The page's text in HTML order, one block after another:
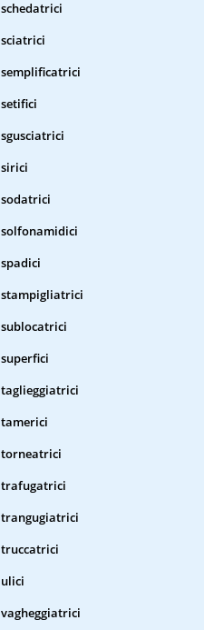
schedatrici
sciatrici
semplificatrici
setifici
sgusciatrici
sirici
sodatrici
solfonamidici
spadici
stampigliatrici
sublocatrici
superfici
taglieggiatrici
tamerici
torneatrici
trafugatrici
trangugiatrici
truccatrici
ulici
vagheggiatrici